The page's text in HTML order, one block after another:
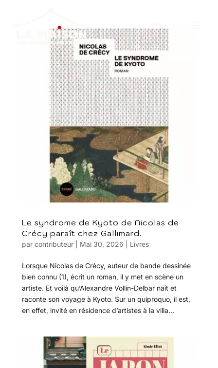
Le syndrome de Kyoto de Nicolas de
Crécy paraît chez Gallimard.
par contributeur| Mai 30, 2026 Livres
Lorsque Nicolas de Crécy, auteur de bande dessinée
bien connu (1), écrit un roman, il y met en scène un
artiste. Et voilà qu’Alexandre Vollin-Delbar naît et
raconte son voyage à Kyoto. Sur un quiproquo, il est,
en effet, invité en résidence d’artistes à la villa...